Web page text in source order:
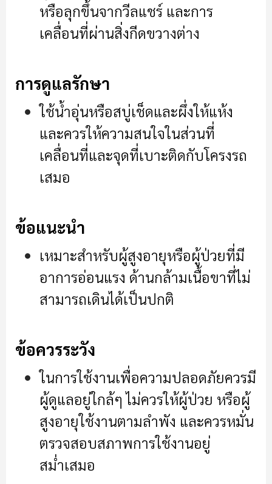
หรือลุกขึ้นจากวีลแชร์ และการ
เคลื่อนที่ผ่านสิ่งกีดขวางต่าง
การดูแลรักษา
ใช้น้ำอุ่นหรือสบู่เช็ดและผึ่งให้แห้ง
และควรให้ความสนใจในส่วนที่
เคลื่อนที่และจุดที่เบาะติดกับโครงรถ
เสมอ
ข้อแนะนำ
เหมาะสำหรับผู้สูงอายุหรือผู้ป่วยที่มี
อาการอ่อนแรง ด้านกล้ามเนื้อขาที่ไม่
สามารถเดินได้เป็นปกติ
ข้อควรระวัง
ในการใช้งานเพื่อความปลอดภัยควรมี
ผู้ดูแลอยู่ใกล้ๆ ไม่ควรให้ผู้ป่วย หรือผู้
สูงอายุใช้งานตามลำพัง และควรหมั่น
ตรวจสอบสภาพการใช้งานอยู่
สม่ำเสมอ